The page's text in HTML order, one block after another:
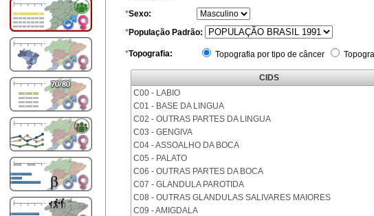
*Sexo:
*População Padrão:
*Topografia: Topografia por tipo de câncer
CIDS
C00 - LABIO
C01 - BASE DA LINGUA
C02 - OUTRAS PARTES DA LINGUA
C03 - GENGIVA
C04 - ASSOALHO DA BOCA
C05 - PALATO
C06 - OUTRAS PARTES DA BOCA
C07 - GLANDULA PAROTIDA
C08 - OUTRAS GLANDULAS SALIVARES MAIORES
C09 - AMIGDALA